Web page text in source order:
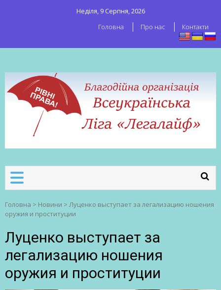
Неділя, 9 Серпня, 2026
Головна
Про нас Контакти
робітників
Головна > Новини > Луценко выступает за легализацию ношения
оружия и проституции
Луценко выступает за
легализацию ношения
оружия и проституции